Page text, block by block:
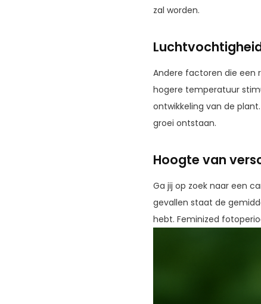
zal worden.
Andere factoren die een
hogere temperatuur
ontwikkeling van de
groei ontstaan.
Hoogte van
Ga jij op zoek naar een
gevallen staat de
hebt. Feminized